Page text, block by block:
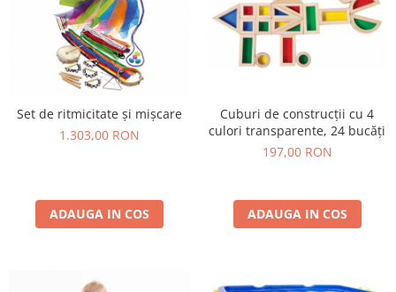
Set de ritmicitate și mișcare
1.303,00 RON
ADAUGA IN COS
Cuburi de construcții cu 4
culori transparente, 24 bucăți
197,00 RON
ADAUGA IN COS